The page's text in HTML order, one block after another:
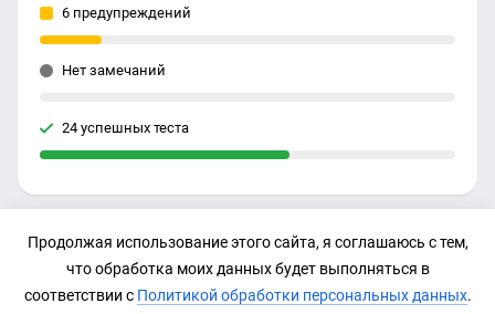
IP-адрес
82.202.190.105
6 предупреждений
Нет замечаний
24 успешных теста
Продолжая использование этого сайта, я соглашаюсь с тем,
что обработка моих данных будет выполняться в
соответствии с Политикой обработки персональных данных.